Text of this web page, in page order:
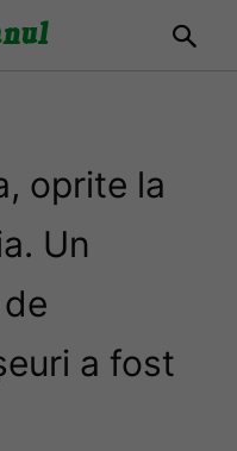
oprite la
Un
a fost